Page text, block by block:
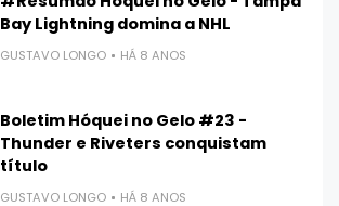
Bay Lightning domina a NHL
GUSTAVO LONGO HÁ 8 ANOS
Boletim Hóquei no Gelo #23 -
Thunder e Riveters conquistam
título
GUSTAVO LONGO HÁ 8 ANOS